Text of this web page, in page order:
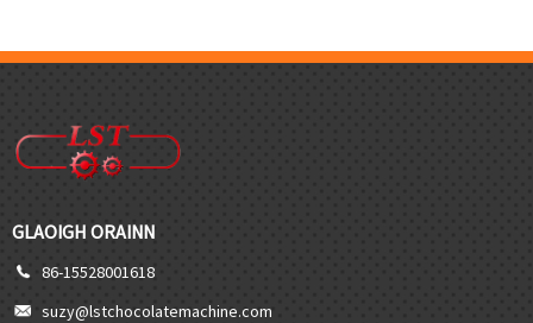
GLAOIGH ORAINN
86-15528001618
suzy@lstchocolatemachine.com